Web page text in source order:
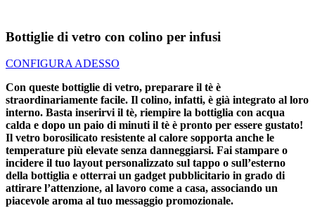
Bottiglie di vetro con colino per infusi
CONFIGURA ADESSO
Con queste bottiglie di vetro, preparare il tè è
straordinariamente facile. Il colino, infatti, è già integrato al loro
interno. Basta inserirvi il tè, riempire la bottiglia con acqua
calda e dopo un paio di minuti il tè è pronto per essere gustato!
Il vetro borosilicato resistente al calore sopporta anche le
temperature più elevate senza danneggiarsi. Fai stampare o
incidere il tuo layout personalizzato sul tappo o sull’esterno
della bottiglia e otterrai un gadget pubblicitario in grado di
attirare l’attenzione, al lavoro come a casa, associando un
piacevole aroma al tuo messaggio promozionale.